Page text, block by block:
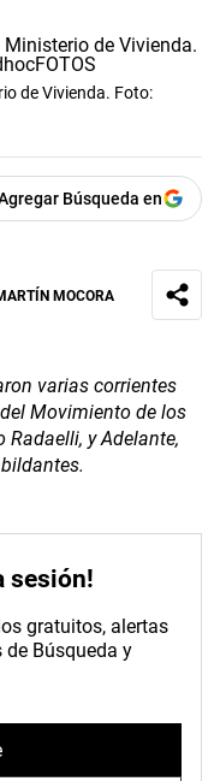
de Vivienda. Foto:
Búsqueda en
MOCORA
varias corrientes
Movimiento de los
y Adelante,
sesión!
gratuitos, alertas
Búsqueda y